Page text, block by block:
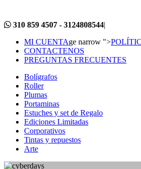
310 859 4507 - 3124808544|
MI CUENTAge narrow ">
CONTACTENOS
PREGUNTAS FRECUENTES
Bolígrafos
Roller
Plumas
Portaminas
Estuches y set de Regalo
Ediciones Limitadas
Corporativos
Tintas y repuestos
Arte